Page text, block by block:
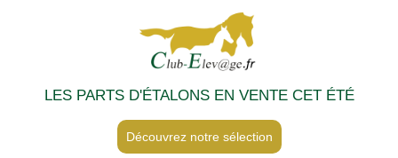
LES PARTS D'ÉTALONS EN VENTE CET ÉTÉ
Découvrez notre sélection